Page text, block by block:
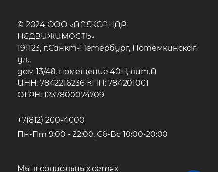
Жилой дом площадью 63 м2
© 2024 ООО «АЛЕКСАНДР-
НЕДВИЖИМОСТЬ»
191123, г.Санкт-Петербург, Потемкинская
ул.,
дом 13/48, помещение 40Н, лит.А
ИНН: 7842216236 КПП: 784201001
ОГРН: 1237800074709
+7(812) 200-4000
Пн-Пт 9:00 - 22:00, Сб-Вс 10:00-20:00
Мы в социальных сетях